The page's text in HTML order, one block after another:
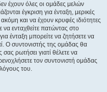
έχουν όλες οι ομάδες μελών
έγκριση για ένταξη, μερικές
ακόμη και να έχουν κρυφές ιδιότητες
να ενταχθείτε πατώντας στο
ένταξη μπορείτε να ζητήσετε να
Ο συντονιστής της ομάδας θα
σας ρωτήσει γιατί θέλετε να
τον συντονιστή ομάδας
του.